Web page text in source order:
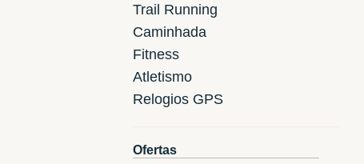
Trail Running
Caminhada
Fitness
Atletismo
Relogios GPS
Ofertas